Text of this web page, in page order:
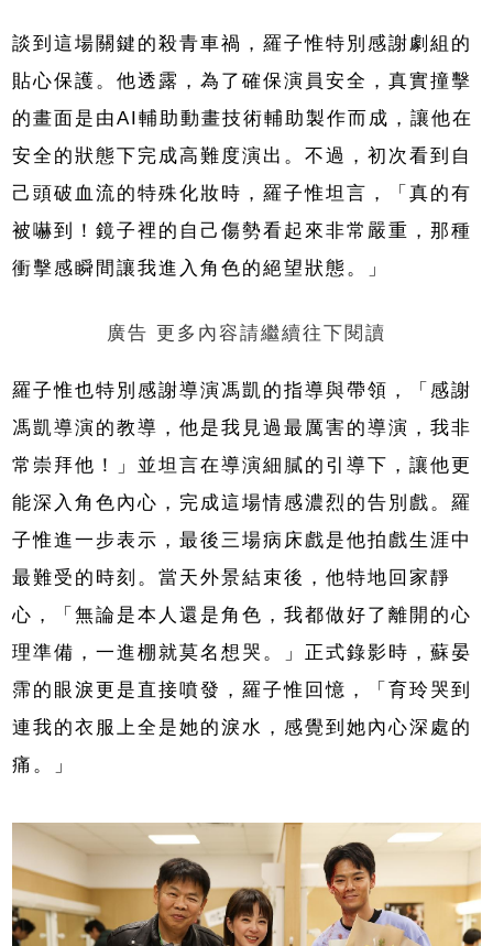
談到這場關鍵的殺青車禍，羅子惟特別感謝劇組的
貼心保護。他透露，為了確保演員安全，真實撞擊
的畫面是由AI輔助動畫技術輔助製作而成，讓他在
安全的狀態下完成高難度演出。不過，初次看到自
己頭破血流的特殊化妝時，羅子惟坦言，「真的有
被嚇到！鏡子裡的自己傷勢看起來非常嚴重，那種
衝擊感瞬間讓我進入角色的絕望狀態。」
廣告 更多內容請繼續往下閱讀
羅子惟也特別感謝導演馮凱的指導與帶領，「感謝
馮凱導演的教導，他是我見過最厲害的導演，我非
常崇拜他！」並坦言在導演細膩的引導下，讓他更
能深入角色內心，完成這場情感濃烈的告別戲。羅
子惟進一步表示，最後三場病床戲是他拍戲生涯中
最難受的時刻。當天外景結束後，他特地回家靜
心，「無論是本人還是角色，我都做好了離開的心
理準備，一進棚就莫名想哭。」正式錄影時，蘇晏
霈的眼淚更是直接噴發，羅子惟回憶，「育玲哭到
連我的衣服上全是她的淚水，感覺到她內心深處的
痛。」